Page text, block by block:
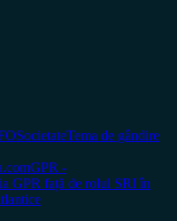
SocietateTema de gândire
GPR -
GPR față de rolul SRI în